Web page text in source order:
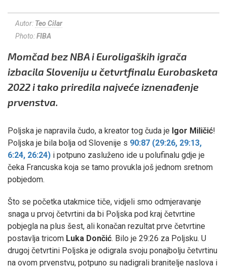
Autor: Teo Cilar
Photo:FIBA
Momčad bez NBA i Euroligaških igrača
izbacila Sloveniju u četvrtfinalu Eurobasketa
2022 i tako priredila najveće iznenađenje
prvenstva.
Poljska je napravila čudo, a kreator tog čuda je Igor Miličić!
Poljska je bila bolja od Slovenije s 90:87 (29:26, 29:13,
6:24, 26:24) i potpuno zasluženo ide u polufinalu gdje je
čeka Francuska koja se tamo provukla još jednom sretnom
pobjedom.
Što se početka utakmice tiče, vidjeli smo odmjeravanje
snaga u prvoj četvrtini da bi Poljska pod kraj četvrtine
pobjegla na plus šest, ali konačan rezultat prve četvrtine
postavlja tricom Luka Dončić. Bilo je 29:26 za Poljsku. U
drugoj četvrtini Poljska je odigrala svoju ponajbolju četvrtinu
na ovom prvenstvu, potpuno su nadigrali branitelje naslova i